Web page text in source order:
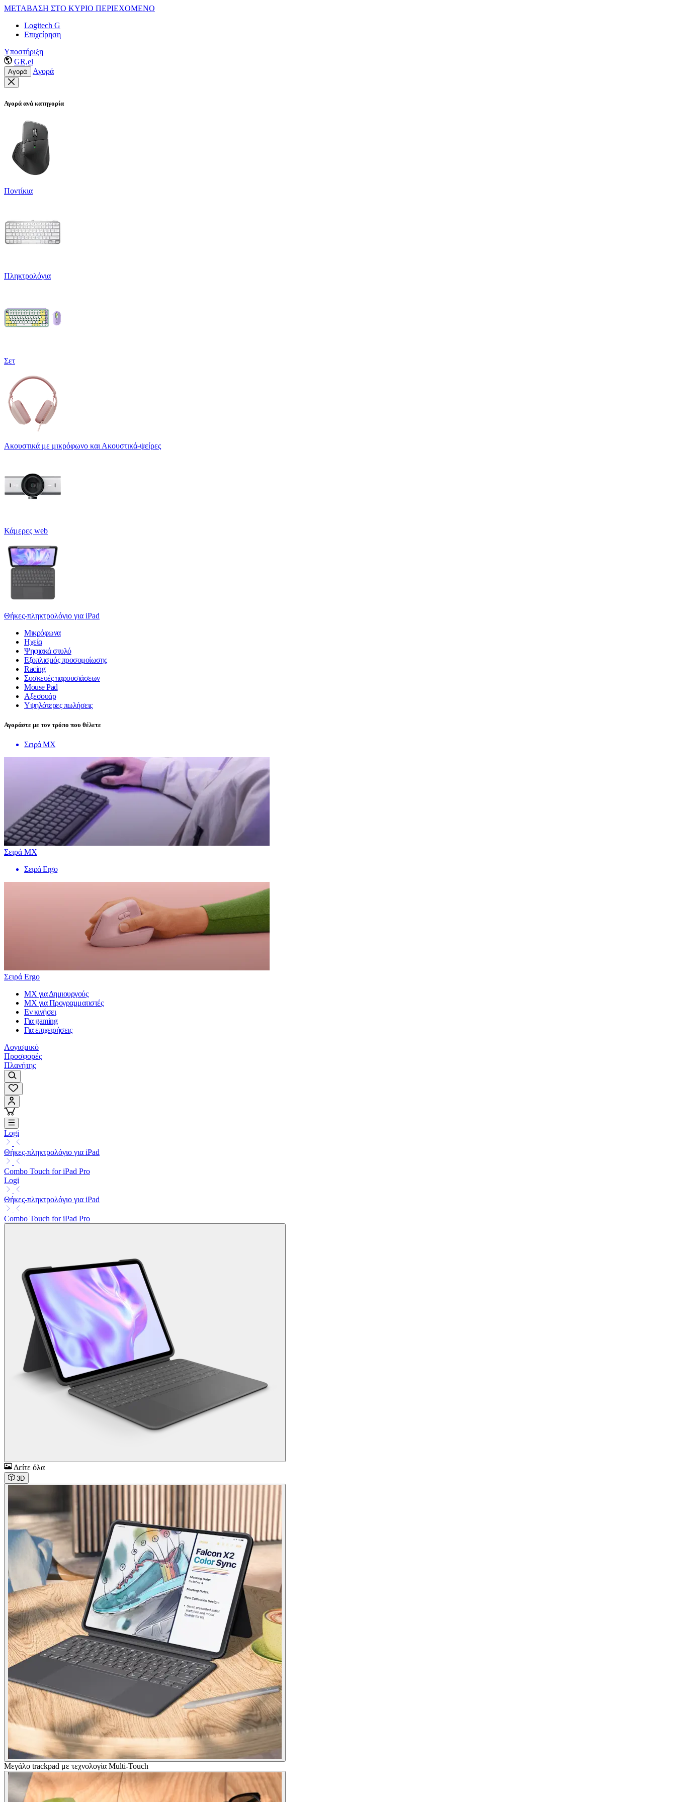
ΜΕΤΑΒΑΣΗ ΣΤΟ ΚΥΡΙΟ ΠΕΡΙΕΧΟΜΕΝΟ
Logitech G
Επιχείρηση
Υποστήριξη
GR,el
Αγορά Αγορά
Αγορά ανά κατηγορία
Ποντίκια
Πληκτρολόγια
Σετ
Ακουστικά με μικρόφωνο και Ακουστικά-ψείρες
Κάμερες web
Θήκες-πληκτρολόγιο για iPad
Μικρόφωνα
Ηχεία
Ψηφιακά στυλό
Εξοπλισμός προσομοίωσης
Racing
Συσκευές παρουσιάσεων
Mouse Pad
Αξεσουάρ
Υψηλότερες πωλήσεις
Αγοράστε με τον τρόπο που θέλετε
Σειρά MX
Σειρά MX
Σειρά Ergo
Σειρά Ergo
MX για Δημιουργούς
MX για Προγραμματιστές
Εν κινήσει
Για gaming
Για επιχειρήσεις
Λογισμικό
Προσφορές
Πλανήτης
Logi
Θήκες-πληκτρολόγιο για iPad
Combo Touch for iPad Pro
Logi
Θήκες-πληκτρολόγιο για iPad
Combo Touch for iPad Pro
Δείτε όλα
3D
Μεγάλο trackpad με τεχνολογία Multi-Touch